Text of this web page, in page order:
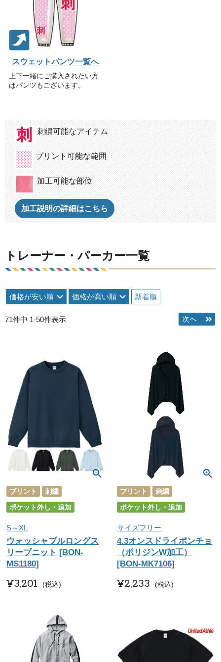
スウェットパンツ一覧へ
上下一緒にご購入されたい方
はパンツもございます。
刺繍可能なアイテム
プリント可能な範囲
加工可能な部位
加工説明の詳細はこちら
トレーナー・パーカー一覧
価格が安い順 価格が高い順 新着順
71件中 1-50件表示
プリント
刺繍
ポケット外し・追加
S～XL
ウォッシャブルロングス
リーブニット [BON-
MS1180]
¥3,201 税込
プリント
刺繍
ポケット外し・追加
サイズフリー
4.3オンスドライポンチョ
（ポリジンW加工）
[BON-MK7106]
¥2,233 税込